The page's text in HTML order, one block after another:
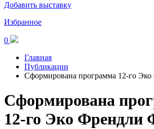
Добавить выставку
Избранное
0
Главная
Публикации
Сформирована программа 12-го
Сформирована
12-го Эко Френдли